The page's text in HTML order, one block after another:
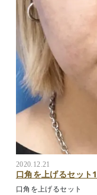
2020.12.21
口角を上げるセット
口角を上げるセット